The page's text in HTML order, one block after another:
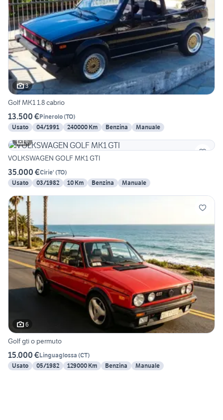
3
Golf MK1 1.8 cabrio
13.500 €Pinerolo(TO)
Usato
04/1991 240000 Km Benzina
Manuale
6
VOLKSWAGEN GOLF MK1 GTI
35.000 €Cirie' (TO)
Usato
03/1982 10 Km Benzina Manuale
6
Golf gti o permuto
15.000 €Linguaglossa (CT)
Usato
05/1982 129000 Km Benzina Manuale